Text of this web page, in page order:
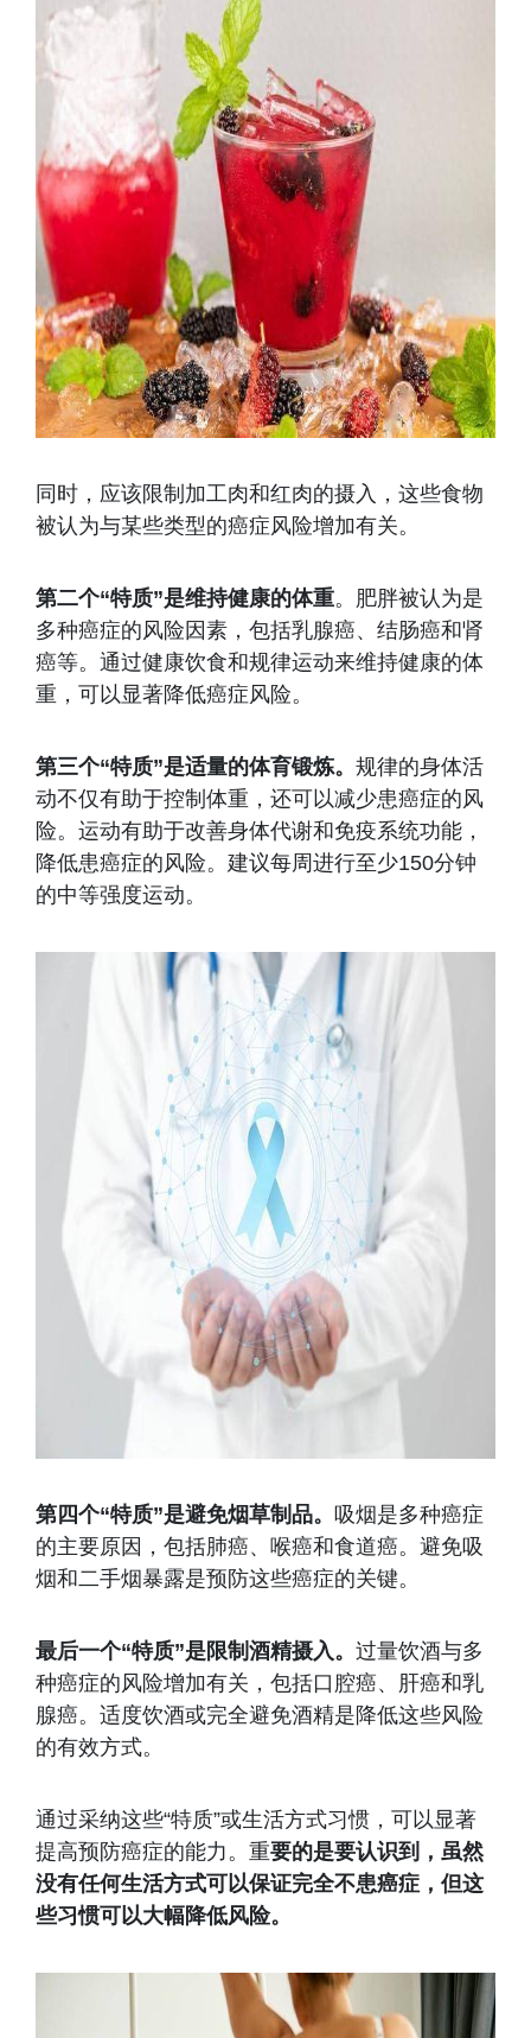
同时，应该限制加工肉和红肉的摄入，这些食物
被认为与某些类型的癌症风险增加有关。
第二个“特质”是维持健康的体重。肥胖被认为是
多种癌症的风险因素，包括乳腺癌、结肠癌和肾
癌等。通过健康饮食和规律运动来维持健康的体
重，可以显著降低癌症风险。
第三个“特质”是适量的体育锻炼。 规律的身体活
动不仅有助于控制体重，还可以减少患癌症的风
险。运动有助于改善身体代谢和免疫系统功能，
降低患癌症的风险。建议每周进行至少150分钟
的中等强度运动。
第四个“特质”是避免烟草制品。 吸烟是多种癌症
的主要原因，包括肺癌、喉癌和食道癌。避免吸
烟和二手烟暴露是预防这些癌症的关键。
最后一个“特质”是限制酒精摄入。 过量饮酒与多
种癌症的风险增加有关，包括口腔癌、肝癌和乳
腺癌。适度饮酒或完全避免酒精是降低这些风险
的有效方式。
通过采纳这些“特质”或生活方式习惯，可以显著
提高预防癌症的能力。重要的是要认识到，虽然
没有任何生活方式可以保证完全不患癌症，但这
些习惯可以大幅降低风险。